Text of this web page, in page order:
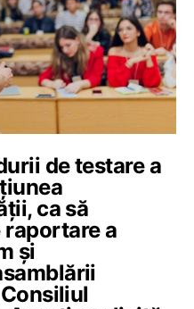
de testare a
ca să
a
și